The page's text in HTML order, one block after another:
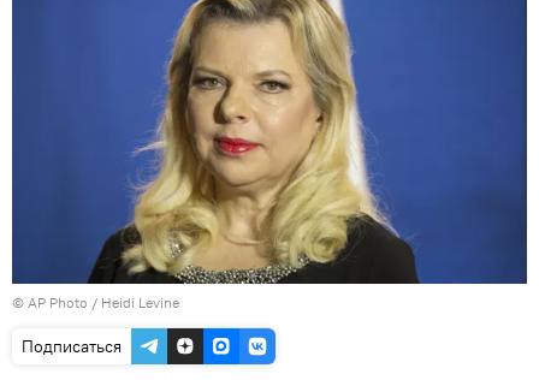
© AP Photo / Heidi Levine
Подписаться